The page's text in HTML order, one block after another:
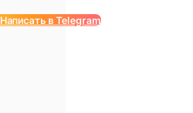
Написать в Telegram
на